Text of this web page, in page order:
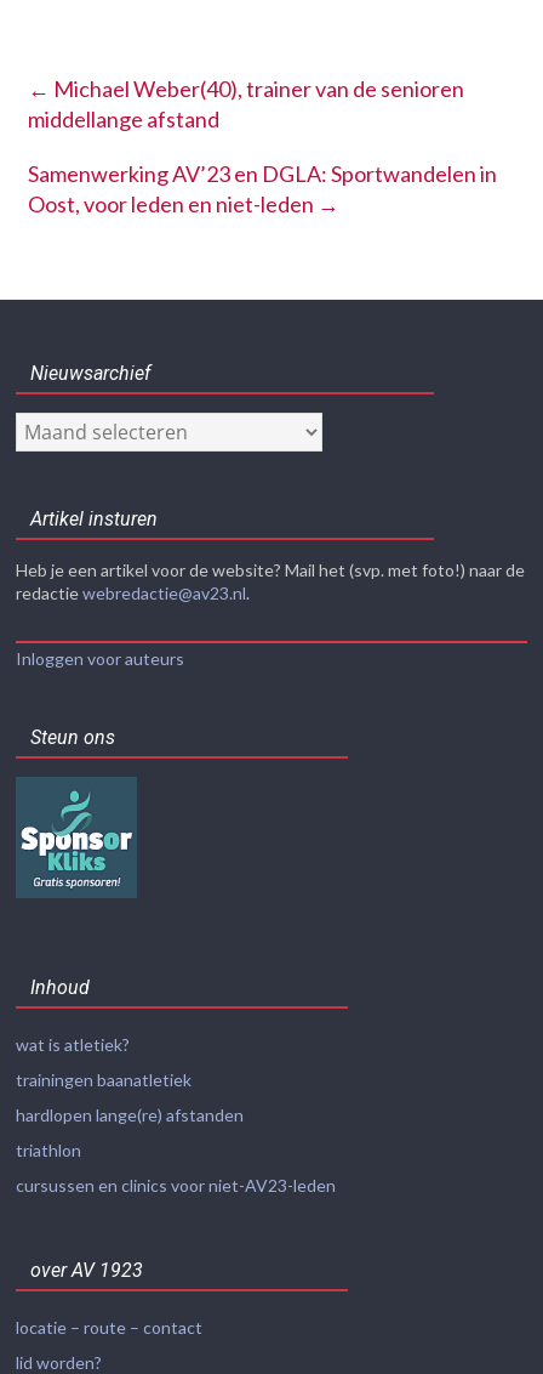
← Michael Weber(40), trainer van de senioren
middellange afstand
Samenwerking AV’23 en DGLA: Sportwandelen in
Oost, voor leden en niet-leden →
Nieuwsarchief
Nieuwsarchief
Artikel insturen
Heb je een artikel voor de website? Mail het (svp. met foto!) naar de
redactiewebredactie@av23.nl.
Inloggen voor auteurs
Steun ons
Inhoud
wat is atletiek?
trainingen baanatletiek
hardlopen lange(re) afstanden
triathlon
cursussen en clinics voor niet-AV23-leden
over AV 1923
locatie – route – contact
lid worden?